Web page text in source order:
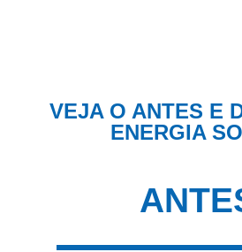
VEJA O ANTES E
ENERGIA